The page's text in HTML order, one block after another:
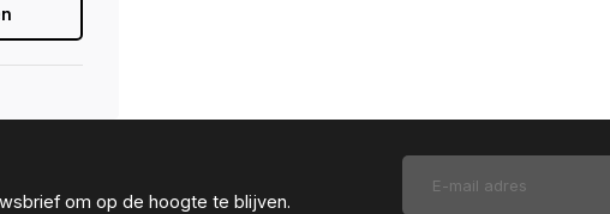
om op de hoogte te blijven.